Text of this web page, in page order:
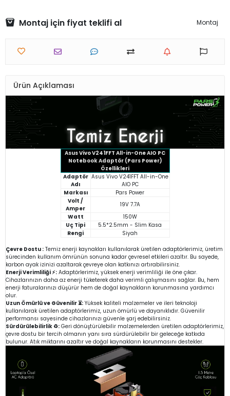
Montaj için fiyat teklifi al Montaj
Ürün Açıklaması
Asus Vivo V241FFT All-in-One AIO PC
Notebook Adaptör (Pars Power)
Özellikleri
Adaptör
Adı
Asus Vivo V241FFT All-in-One
AIO PC
Markası
Pars Power
Volt /
Amper
19V 7.7A
Watt
150W
Uç Tipi
5.5*2.5mm - Slim Kasa
Rengi
Siyah
Çevre Dostu : Temiz enerji kaynakları kullanılarak üretilen adaptörlerimiz, üretim
sürecinden kullanım ömrünün sonuna kadar çevresel etkileri azaltır. Bu sayede,
karbon ayak izinizi azaltarak çevreye olan katkınızı artırabilirsiniz.
Enerji Verimliliği ⚡: Adaptörlerimiz, yüksek enerji verimliliği ile öne çıkar.
Cihazlarınızın daha az enerji tüketerek daha verimli çalışmasını sağlar. Bu, hem
enerji faturalarınızı düşürür hem de doğal kaynakların korunmasına yardımcı
olur.
Uzun Ömürlü ve Güvenilir ⏳: Yüksek kaliteli malzemeler ve ileri teknoloji
kullanılarak üretilen adaptörlerimiz, uzun ömürlü ve dayanıklıdır. Güvenilir
performansı sayesinde cihazlarınızı güvenle şarj edebilirsiniz.
Sürdürülebilirlik ♻️: Geri dönüştürülebilir malzemelerden üretilen adaptörlerimiz,
çevre dostu bir tercih olmanın yanı sıra sürdürülebilir bir geleceğe katkıda
bulunur. Atık miktarını azaltır ve doğal kaynakların korunmasını destekler.